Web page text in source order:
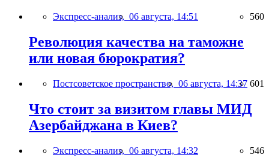
Экспресс-анализ, 06 августа, 14:51 560
Революция качества на таможне
или новая бюрократия?
Постсоветское пространство, 06 августа, 14:37 601
Что стоит за визитом главы МИД
Азербайджана в Киев?
Экспресс-анализ, 06 августа, 14:32 546